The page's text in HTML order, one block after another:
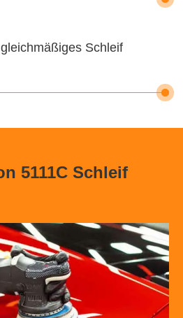
Schleif
5111C Schleif